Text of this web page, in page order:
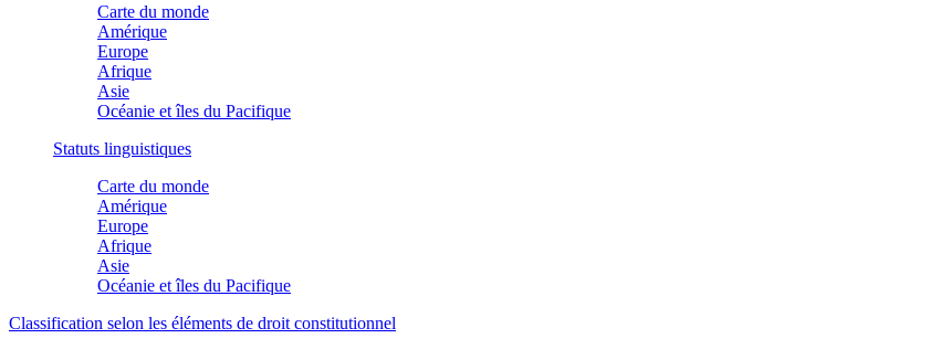
Carte du monde
Amérique
Europe
Afrique
Asie
Océanie et îles du Pacifique
Statuts linguistiques
Carte du monde
Amérique
Europe
Afrique
Asie
Océanie et îles du Pacifique
Classification selon les éléments de droit constitutionnel